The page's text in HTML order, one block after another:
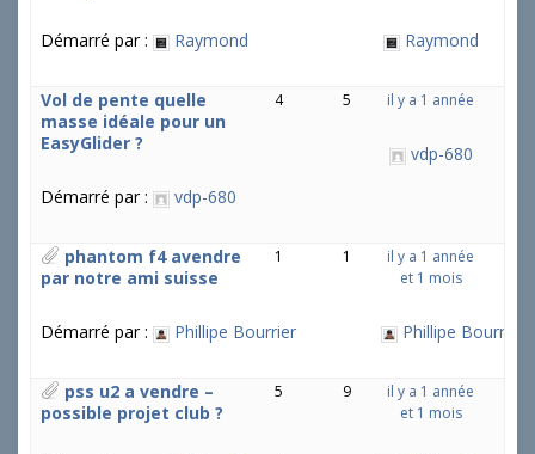
Démarré par : Raymond Raymond
Vol de pente quelle
masse idéale pour un
EasyGlider ?
Démarré par : vdp-680
4 5 il y a 1 année
vdp-680
phantom f4 avendre
par notre ami suisse
Démarré par : Phillipe Bourrier
1 1
il y a 1 année
et 1 mois
Phillipe Bourrier
pss u2 a vendre –
possible projet club ?
5 9
il y a 1 année
et 1 mois